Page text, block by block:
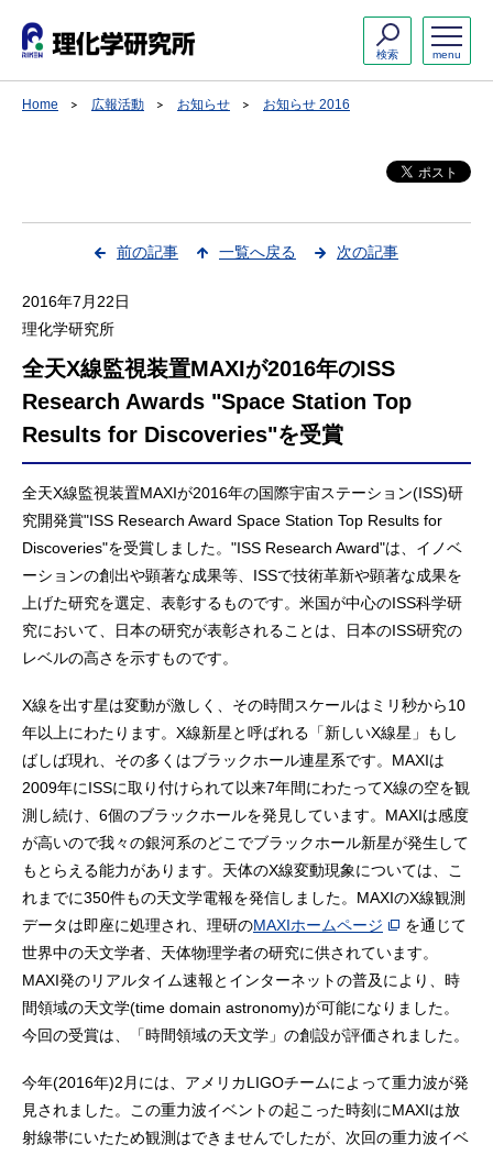
menu
検索
Home 広報活動 お知らせ お知らせ 2016
前の記事 一覧へ戻る 次の記事
2016年7月22日
理化学研究所
全天X線監視装置MAXIが2016年のISS
Research Awards "Space Station Top
Results for Discoveries"を受賞
全天X線監視装置MAXIが2016年の国際宇宙ステーション(ISS)研
究開発賞"ISS Research Award Space Station Top Results for
Discoveries"を受賞しました。"ISS Research Award"は、イノベ
ーションの創出や顕著な成果等、ISSで技術革新や顕著な成果を
上げた研究を選定、表彰するものです。米国が中心のISS科学研
究において、日本の研究が表彰されることは、日本のISS研究の
レベルの高さを示すものです。
X線を出す星は変動が激しく、その時間スケールはミリ秒から10
年以上にわたります。X線新星と呼ばれる「新しいX線星」もし
ばしば現れ、その多くはブラックホール連星系です。MAXIは
2009年にISSに取り付けられて以来7年間にわたってX線の空を観
測し続け、6個のブラックホールを発見しています。MAXIは感度
が高いので我々の銀河系のどこでブラックホール新星が発生して
もとらえる能力があります。天体のX線変動現象については、こ
れまでに350件もの天文学電報を発信しました。MAXIのX線観測
データは即座に処理され、理研のMAXIホームページ
を通じて
世界中の天文学者、天体物理学者の研究に供されています。
MAXI発のリアルタイム速報とインターネットの普及により、時
間領域の天文学(time domain astronomy)が可能になりました。
今回の受賞は、「時間領域の天文学」の創設が評価されました。
今年(2016年)2月には、アメリカLIGOチームによって重力波が発
見されました。この重力波イベントの起こった時刻にMAXIは放
射線帯にいたため観測はできませんでしたが、次回の重力波イベ